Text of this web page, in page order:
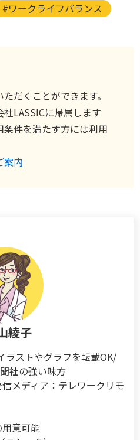
#ワークライフバランス
だくことができます。
LASSICに帰属します
件を満たす方には利用
案内
綾子
ラストやグラフを転載OK/
社の強い味方
メディア：テレワークリモ
用意可能